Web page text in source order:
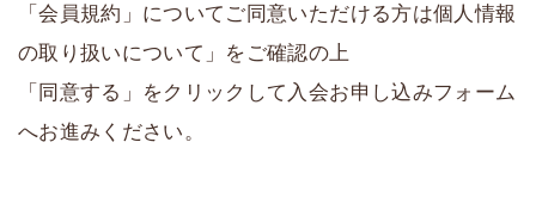
「会員規約」についてご同意いただける方は個人情報
の取り扱いについて」をご確認の上
「同意する」をクリックして入会お申し込みフォーム
へお進みください。